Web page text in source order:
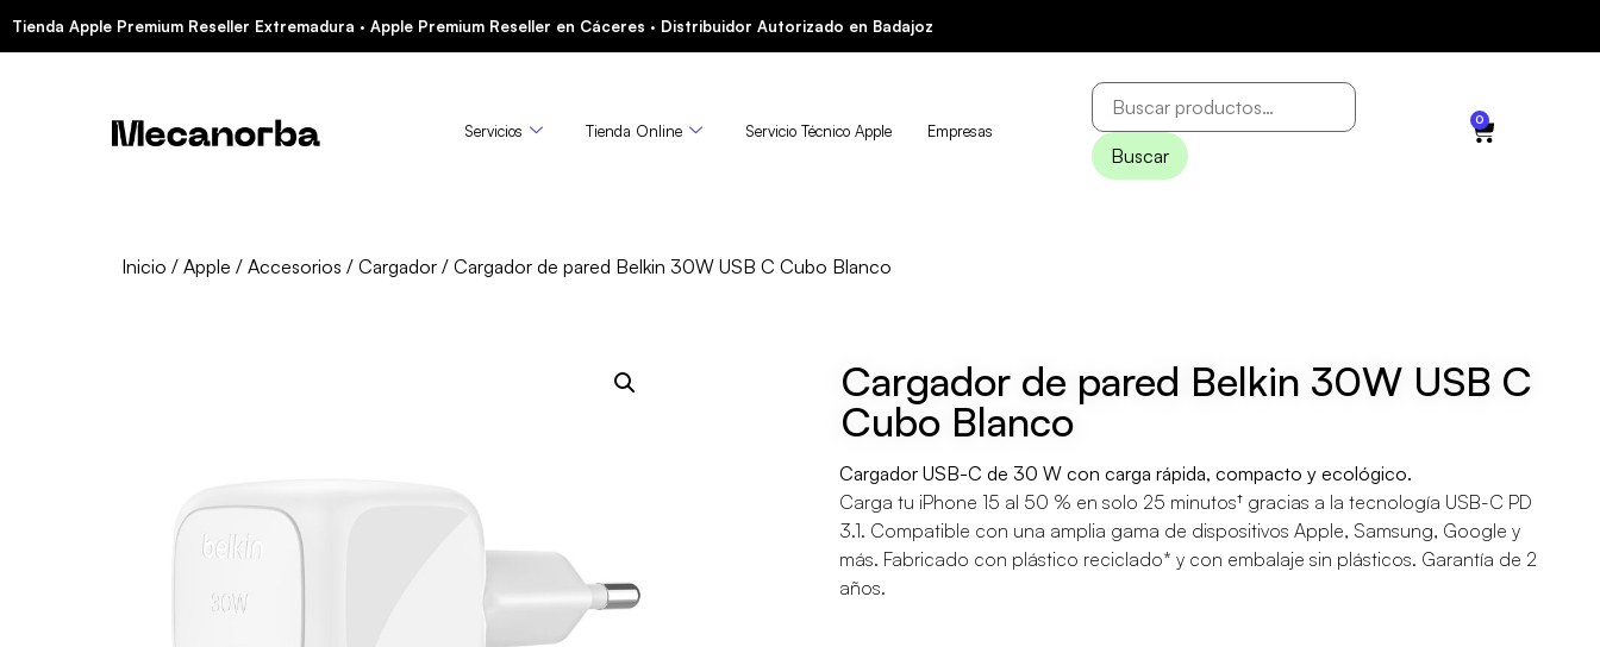
Tienda Apple Premium Reseller Extremadura · Apple Premium Reseller en Cáceres · Distribuidor Autorizado en Badajoz
Servicios Tienda Online Servicio Técnico Apple Empresas
Buscar
0
Inicio / Apple / Accesorios / Cargador/ Cargador de pared Belkin 30W USB C Cubo Blanco
Cargador de pared Belkin 30W USB C
Cubo Blanco
Cargador USB-C de 30 W con carga rápida, compacto y ecológico.
Carga tu iPhone 15 al 50 % en solo 25 minutos† gracias a la tecnología USB-C PD
3.1. Compatible con una amplia gama de dispositivos Apple, Samsung, Google y
más. Fabricado con plástico reciclado* y con embalaje sin plásticos. Garantía de 2
años.